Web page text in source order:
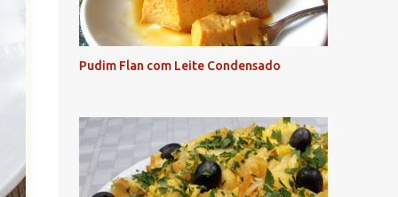
Pudim Flan com Leite Condensado